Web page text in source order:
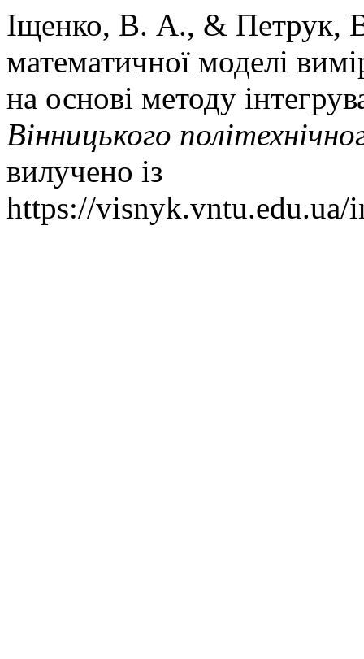
Іщенко, В. А., & Петрук,
математичної моделі
на основі методу
Вінницького
вилучено із
https://